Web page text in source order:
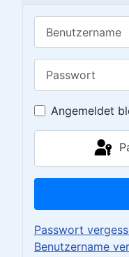
Angemeldet
Passwort
Benutzername